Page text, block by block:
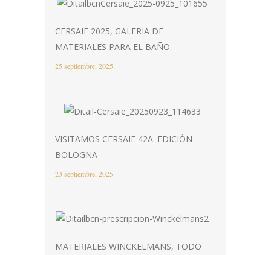
CERSAIE 2025, GALERIA DE
MATERIALES PARA EL BAÑO.
25 septiembre, 2025
VISITAMOS CERSAIE 42A. EDICIÓN-
BOLOGNA
23 septiembre, 2025
MATERIALES WINCKELMANS, TODO